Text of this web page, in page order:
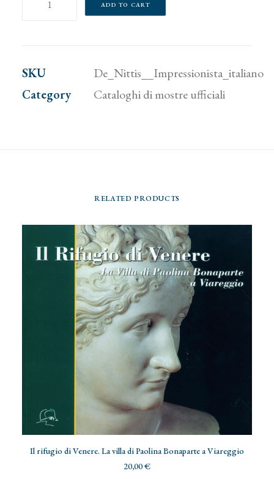
ADD TO CART
SKU
De_Nittis__Impressionista_italiano
Category
Cataloghi di mostre ufficiali
RELATED PRODUCTS
ADD TO CART
Il rifugio di Venere. La villa di Paolina Bonaparte a Viareggio
20,00€